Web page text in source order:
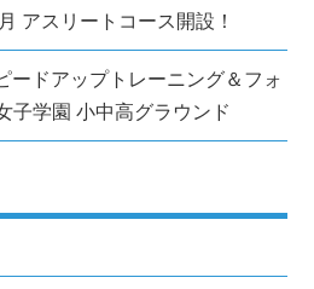
アスリートコース開設！
ドアップトレーニング＆フォ
子学園 小中高グラウンド